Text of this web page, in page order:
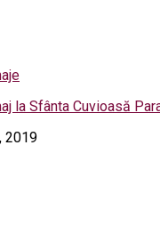
la Sfânta Cuvioasă
2019